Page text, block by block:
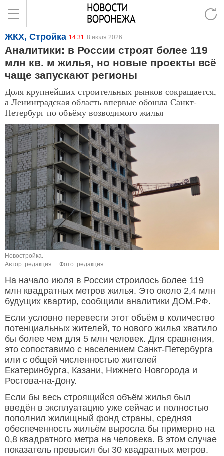
ЖКХ, Стройка 14:31 8 июля 2026
Аналитики: в России строят более 119
млн кв. м жилья, но новые проекты всё
чаще запускают регионы
Доля крупнейших строительных рынков сокращается,
а Ленинградская область впервые обошла Санкт-
Петербург по объёму возводимого жилья
Новостройка.
Автор: редакция.
Фото: редакция.
На начало июля в России строилось более 119
млн квадратных метров жилья. Это около 2,4 млн
будущих квартир, сообщили аналитики ДОМ.РФ.
Если условно перевести этот объём в количество
потенциальных жителей, то нового жилья хватило
бы более чем для 5 млн человек. Для сравнения,
это сопоставимо с населением Санкт-Петербурга
или с общей численностью жителей
Екатеринбурга, Казани, Нижнего Новгорода и
Ростова-на-Дону.
Если бы весь строящийся объём жилья был
введён в эксплуатацию уже сейчас и полностью
пополнил жилищный фонд страны, средняя
обеспеченность жильём выросла бы примерно на
0,8 квадратного метра на человека. В этом случае
показатель превысил бы 30 квадратных метров.